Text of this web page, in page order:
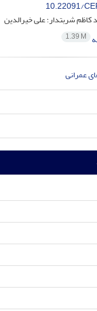
10.22091/
شربتدار؛ علی خیرالدین
1.39 M